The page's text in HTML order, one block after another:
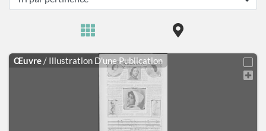
Œuvre / Illustration D'une Publication